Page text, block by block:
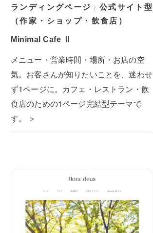
ランディングページ / 公式サイト型
（作家・ショップ・飲食店）
Minimal Cafe Ⅱ
メニュー・営業時間・場所・お店の空
気。お客さんが知りたいことを、迷わせ
ず1ページに。カフェ・レストラン・飲
食店のための1ページ完結型テーマで
す。 ＞